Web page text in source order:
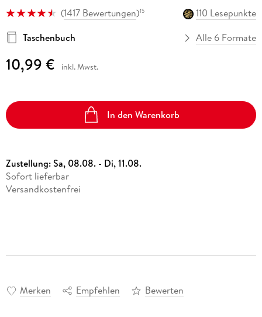
(1417 Bewertungen)15
110 Lesepunkte
Taschenbuch
Alle 6 Formate
10,99 € inkl. Mwst.
In den Warenkorb
Zustellung:Sa, 08.08. - Di, 11.08.
Sofort lieferbar
Versandkostenfrei
Merken Empfehlen Bewerten